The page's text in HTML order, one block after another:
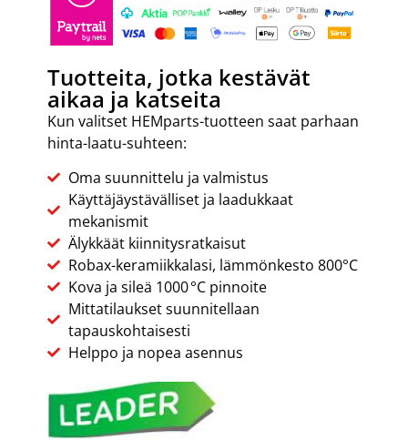
Tuotteita, jotka kestävät
aikaa ja katseita
Kun valitset HEMparts-tuotteen saat parhaan
hinta-laatu-suhteen:
Oma suunnittelu ja valmistus
Käyttäjäystävälliset ja laadukkaat
mekanismit
Älykkäät kiinnitysratkaisut
Robax-keramiikkalasi, lämmönkesto 800°C
Kova ja sileä 1000 °C pinnoite
Mittatilaukset suunnitellaan
tapauskohtaisesti
Helppo ja nopea asennus